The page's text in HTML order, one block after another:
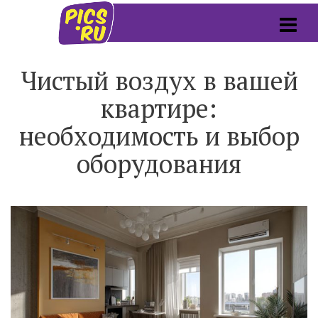
Чистый воздух в вашей
квартире:
необходимость и выбор
оборудования